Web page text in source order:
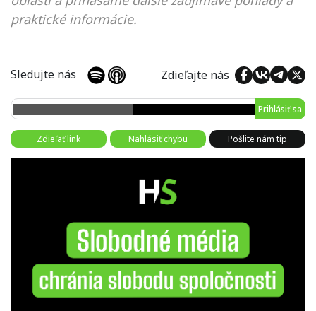
praktické informácie.
Sledujte nás Zdieľajte nás
Prihlásiť sa
Zdieľať link Nahlásiť chybu Pošlite nám tip